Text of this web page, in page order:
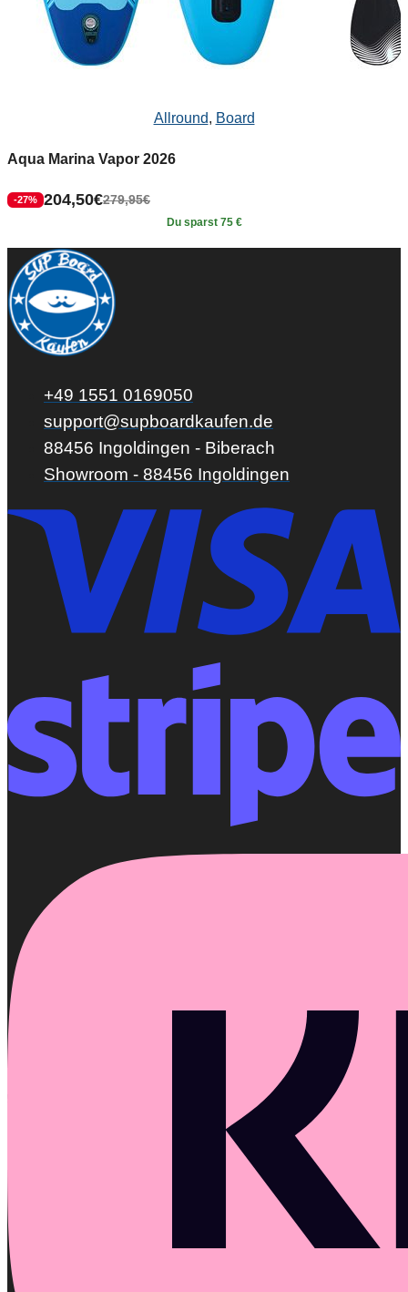
Allround, Board
Aqua Marina Vapor 2026
-27% 279,95€
204,50€
Du sparst 75 €
+49 1551 0169050
support@supboardkaufen.de
88456 Ingoldingen - Biberach
Showroom - 88456 Ingoldingen